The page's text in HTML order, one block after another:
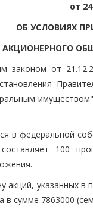
от
ОБ УСЛОВИЯХ
АКЦИОНЕРНОГО
законом от
в федеральной
100
акций, указанных
в сумме 7863000